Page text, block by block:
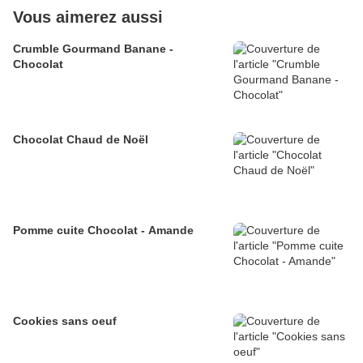
Vous aimerez aussi
Crumble Gourmand Banane -
Chocolat
Chocolat Chaud de Noël
Pomme cuite Chocolat - Amande
Cookies sans oeuf